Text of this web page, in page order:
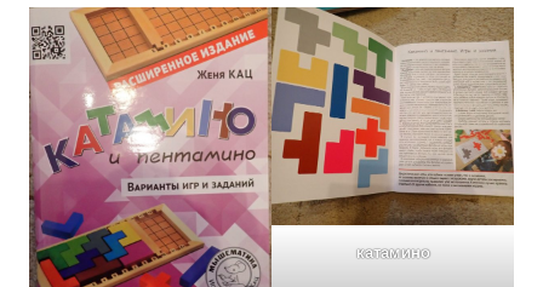
катамино